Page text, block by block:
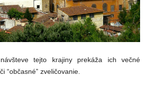
tejto krajiny prekáža ich večné
“občasné” zveličovanie.